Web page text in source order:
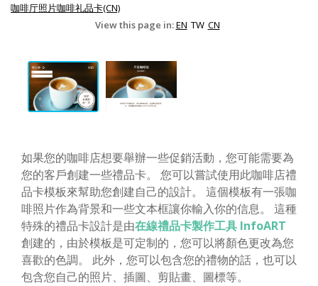
咖啡厅照片咖啡礼品卡(CN)
View this page in:EN TW CN
如果您的咖啡店想要舉辦一些促銷活動，您可能需要為
您的客戶創建一些禮品卡。 您可以嘗試使用此咖啡店禮
品卡模板來幫助您創建自己的設計。 這個模板有一張咖
啡照片作為背景和一些文本框讓你輸入你的信息。 這種
特殊的禮品卡設計是由在線禮品卡製作工具 InfoART
創建的，由於模板是可定制的，您可以將顏色更改為您
喜歡的色調。 此外，您可以包含您的禮物的話，也可以
包含您自己的照片、插圖、剪貼畫、圖標等。